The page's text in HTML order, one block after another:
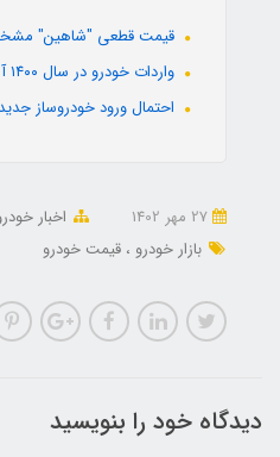
قیمت قطعی "شاهین"
واردات خودرو در سال ۱۴۰۰ آزاد می‌شود؟
احتمال ورود خودروساز
اخبار
بازار خودرو
قیمت خودرو
دیدگاه خود را بنویسید